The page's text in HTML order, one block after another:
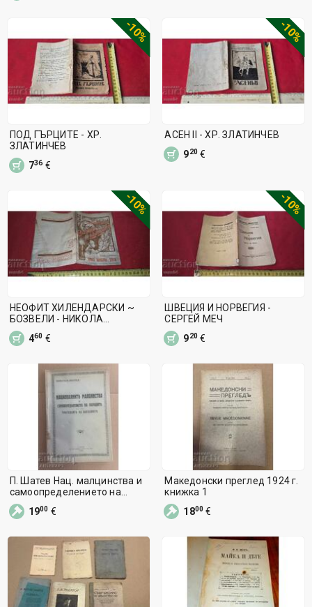
-10%
ПОД ГЪРЦИТЕ - ХР.
ЗЛАТИНЧЕВ
736 €
-10%
АСЕН II - ХР. ЗЛАТИНЧЕВ
920 €
-10%
НЕОФИТ ХИЛЕНДАРСКИ ~
БОЗВЕЛИ - НИКОЛА
НИКИТОВ
460 €
-10%
ШВЕЦИЯ И НОРВЕГИЯ -
СЕРГЕЙ МЕЧ
920 €
П. Шатев Нац. малцинства и
самоопределението на
народите
1900 €
Македонски преглед 1924 г.
книжка 1
1800 €